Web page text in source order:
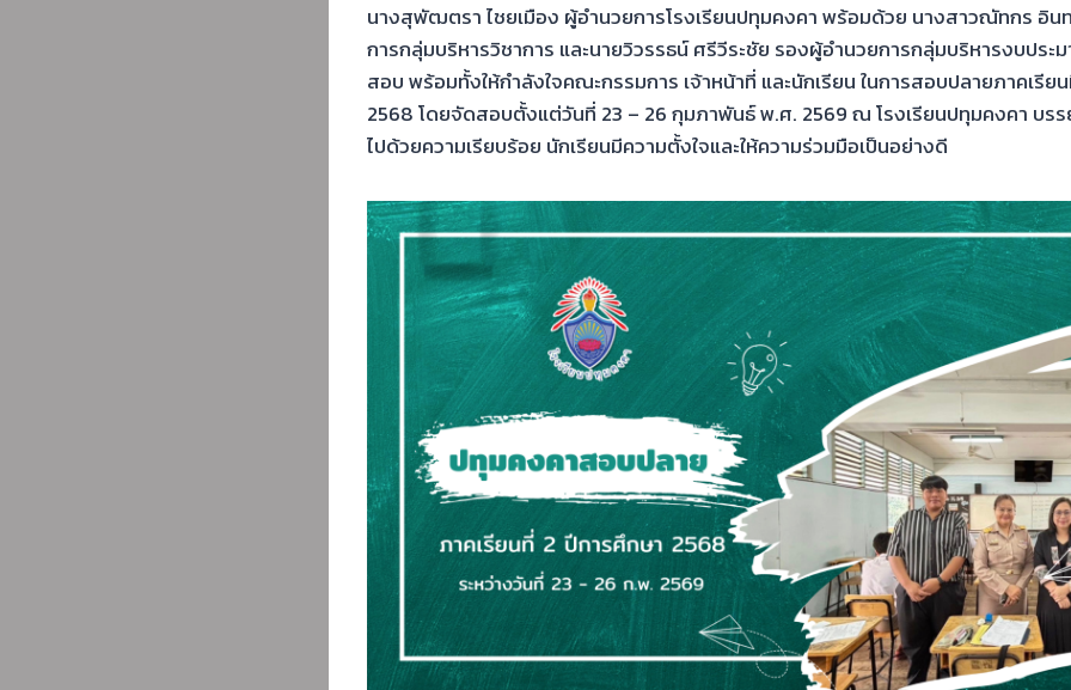
นางสุพัฒตรา ไชยเมือง ผู้อำนวยการโรงเรียนปทุมคงคา พร้อมด้วย นางสาวณัทกร อิน
การกลุ่มบริหารวิชาการ และนายวิวรรธน์ ศรีวีระชัย รองผู้อำนวยการกลุ่มบริหารงบปร
สอบ พร้อมทั้งให้กำลังใจคณะกรรมการ เจ้าหน้าที่ และนักเรียน ในการสอบปลายภาคเรีย
2568 โดยจัดสอบตั้งแต่วันที่ 23 – 26 กุมภาพันธ์ พ.ศ. 2569 ณ โรงเรียนปทุมคงคา บร
ไปด้วยความเรียบร้อย นักเรียนมีความตั้งใจและให้ความร่วมมือเป็นอย่างดี